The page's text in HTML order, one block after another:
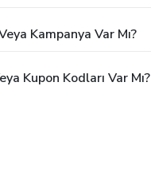
Kampanya Var Mı?
Kupon Kodları Var Mı?